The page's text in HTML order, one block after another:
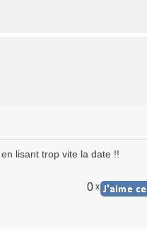
lisant trop vite la date !!
0 x